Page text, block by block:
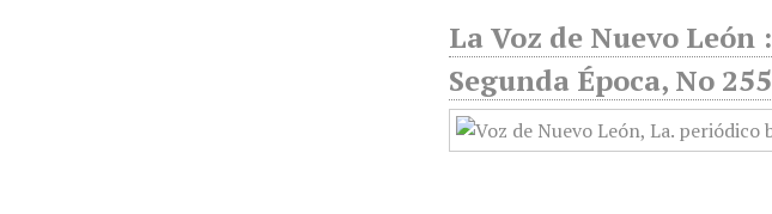
La Voz de Nuevo
Segunda Época, No